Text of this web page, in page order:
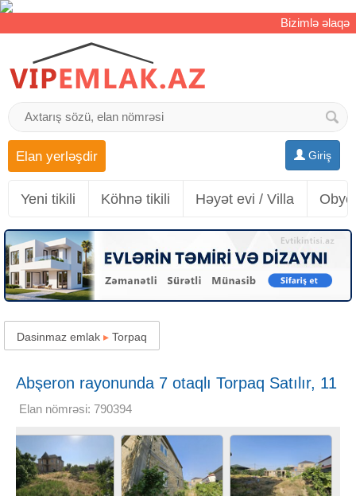
Bizimlə əlaqə
Giriş
Elan yerləşdir
Yeni tikili Köhnə tikili Həyət evi / Villa
Dasinmaz emlak ▸ Torpaq
Abşeron rayonunda 7 otaqlı Torpaq Satılır, 11
sot
Elan nömrəsi: 790394